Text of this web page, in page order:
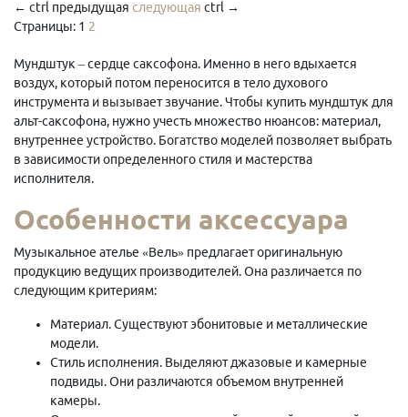
← ctrl предыдущая следующая ctrl →
Страницы: 1 2
Мундштук – сердце саксофона. Именно в него вдыхается
воздух, который потом переносится в тело духового
инструмента и вызывает звучание. Чтобы купить мундштук для
альт-саксофона, нужно учесть множество нюансов: материал,
внутреннее устройство. Богатство моделей позволяет выбрать
в зависимости определенного стиля и мастерства
исполнителя.
Особенности аксессуара
Музыкальное ателье «Вель» предлагает оригинальную
продукцию ведущих производителей. Она различается по
следующим критериям:
Материал. Существуют эбонитовые и металлические
модели.
Стиль исполнения. Выделяют джазовые и камерные
подвиды. Они различаются объемом внутренней
камеры.